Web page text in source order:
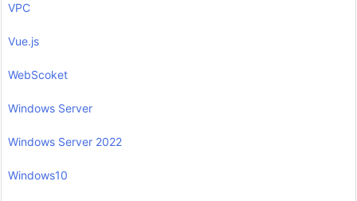
VPC
Vue.js
WebScoket
Windows Server
Windows Server 2022
Windows10